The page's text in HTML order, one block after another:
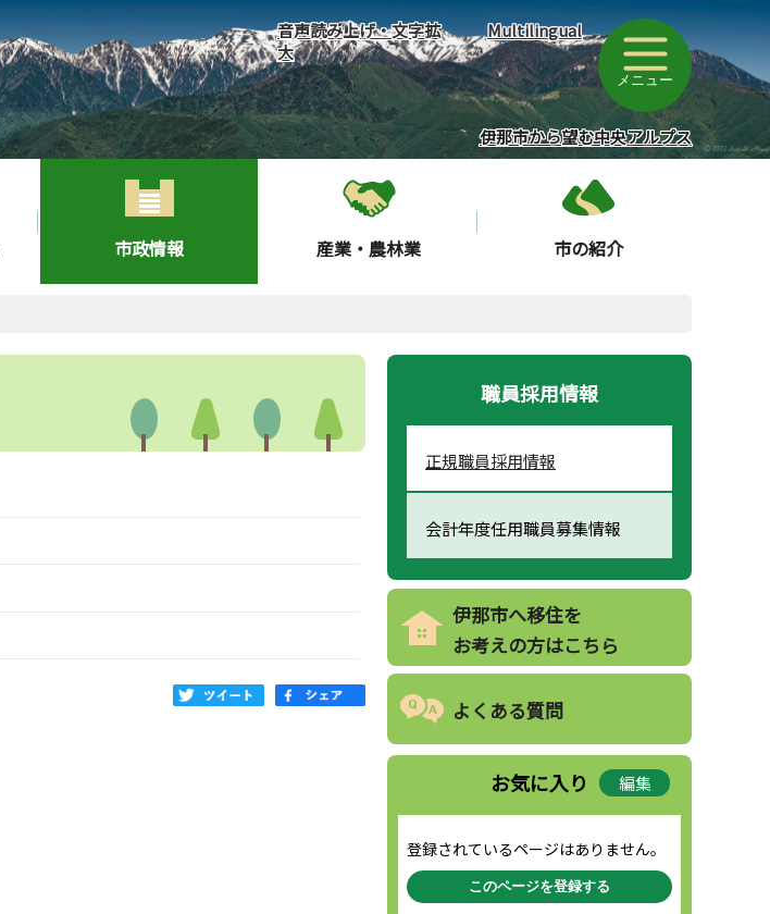
音声読み上げ・文字拡
大
Multilingual
メニュー
伊那市から望む中央アルプス
市政情報 産業・農林業 市の紹介
職員採用情報
正規職員採用情報
会計年度任用職員募集情報
伊那市へ移住を
お考えの方はこちら
よくある質問
お気に入り 編集
登録されているページはありません。
このページを登録する